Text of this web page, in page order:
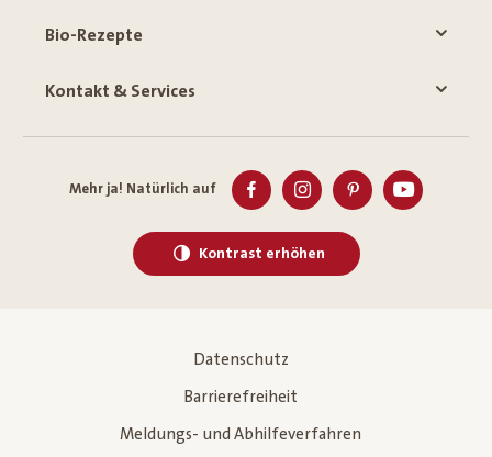
Bio-Rezepte
Kontakt & Services
Mehr ja! Natürlich auf
Kontrast erhöhen
Datenschutz
Barrierefreiheit
Meldungs- und Abhilfeverfahren